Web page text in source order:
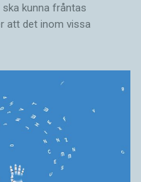
kunna fråntas
att det inom vissa